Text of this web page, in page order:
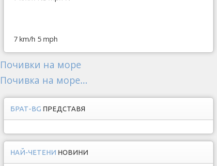
7 km/h 5 mph
Почивки на море
Почивка на море...
БРАТ-BG ПРЕДСТАВЯ
НАЙ-ЧЕТЕНИ НОВИНИ